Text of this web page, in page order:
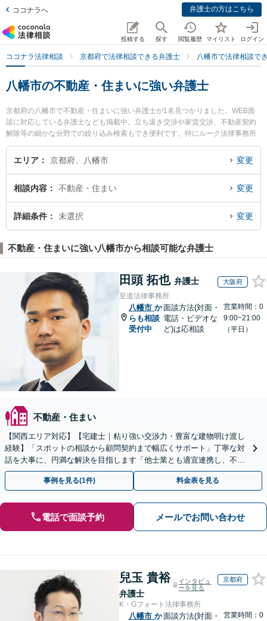
ココナラへ 弁護士の方はこちら
投稿する 探す 閲覧履歴 マイリスト ログイン
ココナラ法律相談 京都府で法律相談できる弁護士 八幡市で法律相談で
八幡市の不動産・住まいに強い弁護士
京都府の八幡市で不動産・住まいに強い弁護士が1名見つかりました。WEB面
談に対応している弁護士なども掲載中。立ち退き交渉や家賃交渉、不動産契約
解除等の細かな分野での絞り込み検索もでき便利です。特にルーク法律事務所
の石黒 大地弁護士のプロフィール情報や弁護士費用、強みなどが注目されてい
ます。『八幡市で土日や夜間に発生した不動産・住まいのトラブルを今すぐに
内の弁護士に相談予約したい』などでお困りの相談者さんにおすすめです。
エリア 京都府、八幡市 変更
相談内容 不動産・住まい 変更
詳細条件 未選択 変更
不動産・住まいに強い八幡市から相談可能な弁護士
田頭 拓也 弁護士 大阪府
至道法律事務所
八幡市 か
らも相談
受付中
面談方法(対面・
電話・ビデオな
ど)は応相談
営業時間：0
9:00~21:00
（平日）
不動産・住まい
【関西エリア対応】【宅建士｜粘り強い交渉力・豊富な建物明け渡し
経験】「スポットの相談から顧問契約まで幅広くサポート」丁寧な対
話を大事に、円満な解決を目指します「他士業とも適宜連携し、不動
産経営者さまに法的観点から戦略的なアドバイスを提供」
事例を見る(1件) 料金表を見る
電話で面談予約 メールでお問い合わせ
兒玉 貴裕
弁護士
インタビュ
ーを見る
京都府
K・Gフォート法律事務所
八幡市 か面談方法(対面・
営業時間：0